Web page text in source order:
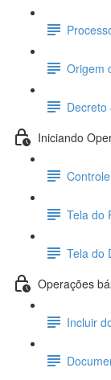
Origem
Decreto
Iniciando
Tela do
Tela do
Operações
Incluir